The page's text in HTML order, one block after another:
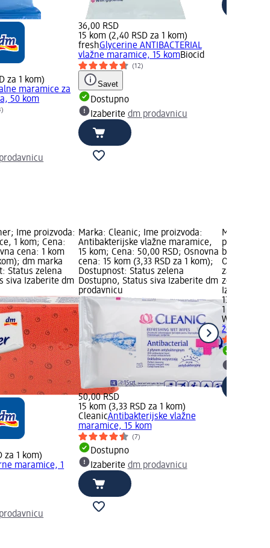
za 1 kom)
maramice za
50 kom
36,00 RSD
15 kom (2,40 RSD za 1 kom)
freshGlycerine ANTIBACTERIAL
vlažne maramice, 15 komBiocid
(12)
Savet
Dostupno
Izaberite dm prodavnicu
Ime proizvoda:
1 kom; Cena:
cena: 1 kom
dm marka
Status zelena
siva Izaberite dm
za 1 kom)
maramice, 1
Marka: Cleanic; Ime proizvoda:
Antibakterijske vlažne maramice,
15 kom; Cena: 50,00 RSD; Osnovna
cena: 15 kom (3,33 RSD za 1 kom);
Dostupnost: Status zelena
Dostupno, Status siva Izaberite dm
prodavnicu
50,00 RSD
15 kom (3,33 RSD za 1 kom)
CleanicAntibakterijske vlažne
maramice, 15 kom
(7)
Dostupno
Izaberite dm prodavnicu
Marka:
proizvoda:
brijač, 1
Osnovna
za 1 kom);
zelena
Izaberite
139,00 RSD
1 kom
WILKINSON
ženski